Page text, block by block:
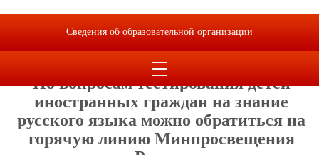
горячую линию Минпросвещения
России
По вопросам тестирования детей
иностранных граждан на знание
русского языка можно обратиться на
горячую линию Минпросвещения
Сведения об образовательной организации